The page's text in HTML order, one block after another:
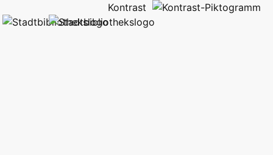
Kontrast